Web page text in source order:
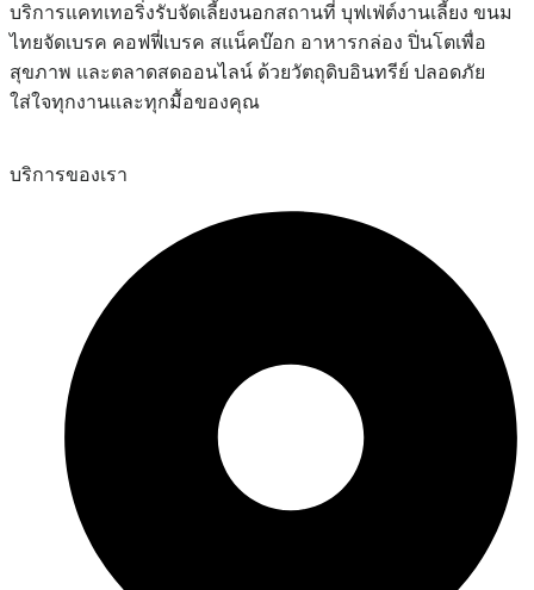
บริการแคทเทอริ่งรับจัดเลี้ยงนอกสถานที่ บุฟเฟ่ต์งานเลี้ยง ขนม
ไทยจัดเบรค คอฟฟี่เบรค สแน็คบ๊อก อาหารกล่อง ปิ่นโตเพื่อ
สุขภาพ และตลาดสดออนไลน์ ด้วยวัตถุดิบอินทรีย์ ปลอดภัย
ใส่ใจทุกงานและทุกมื้อของคุณ
บริการของเรา